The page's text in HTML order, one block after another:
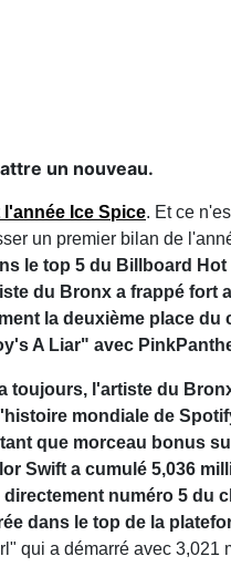
un nouveau.
Ice Spice. Et ce
un premier bilan de
le top 5 du Billboard
du Bronx a frappé
la deuxième place du
A Liar" avec
toujours, l'artiste du
mondiale de
que morceau bonus
Swift a cumulé 5,036
directement numéro 5 du
dans le top de la
qui a démarré avec 3,021